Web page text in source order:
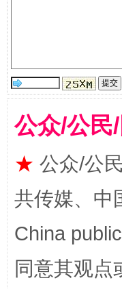
公众/公民
★ 公众/公
共传媒、中
China
同意其观点